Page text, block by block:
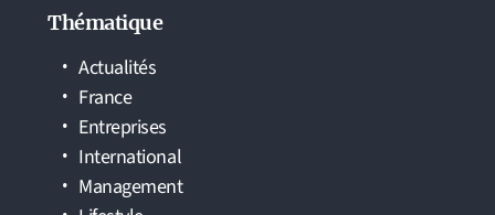
Thématique
Actualités
France
Entreprises
International
Management